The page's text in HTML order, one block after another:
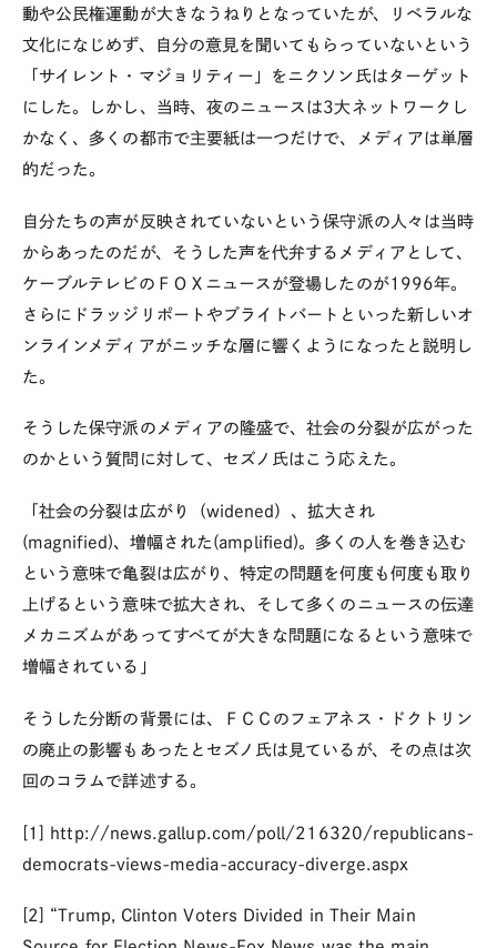
動や公民権運動が大きなうねりとなっていたが、リベラルな
文化になじめず、自分の意見を聞いてもらっていないという
「サイレント・マジョリティー」をニクソン氏はターゲット
にした。しかし、当時、夜のニュースは3大ネットワークし
かなく、多くの都市で主要紙は一つだけで、メディアは単層
的だった。
自分たちの声が反映されていないという保守派の人々は当時
からあったのだが、そうした声を代弁するメディアとして、
ケーブルテレビのＦＯＸニュースが登場したのが1996年。
さらにドラッジリポートやブライトバートといった新しいオ
ンラインメディアがニッチな層に響くようになったと説明し
た。
そうした保守派のメディアの隆盛で、社会の分裂が広がった
のかという質問に対して、セズノ氏はこう応えた。
「社会の分裂は広がり（widened）、拡大され
(magnified)、増幅された(amplified)。多くの人を巻き込む
という意味で亀裂は広がり、特定の問題を何度も何度も取り
上げるという意味で拡大され、そして多くのニュースの伝達
メカニズムがあってすべてが大きな問題になるという意味で
増幅されている」
そうした分断の背景には、ＦＣＣのフェアネス・ドクトリン
の廃止の影響もあったとセズノ氏は見ているが、その点は次
回のコラムで詳述する。
[1] http://news.gallup.com/poll/216320/republicans-
democrats-views-media-accuracy-diverge.aspx
[2] “Trump, Clinton Voters Divided in Their Main